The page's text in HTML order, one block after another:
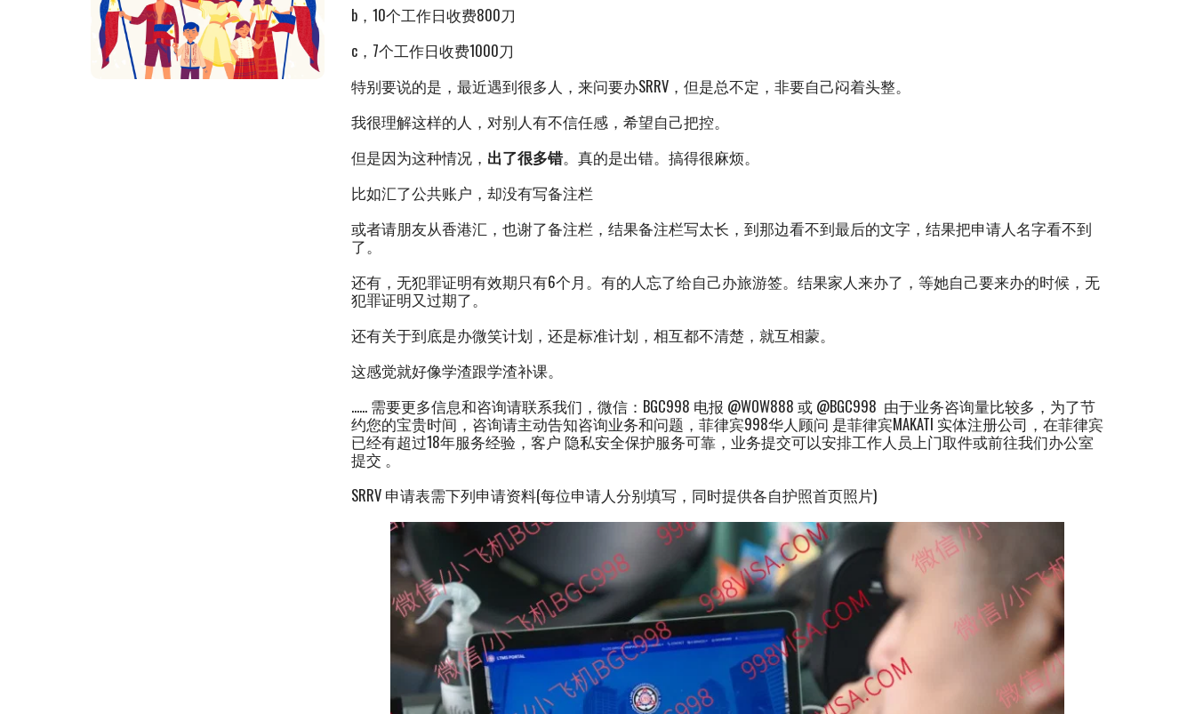
b，10个工作日收费800刀
c，7个工作日收费1000刀
特别要说的是，最近遇到很多人，来问要办SRRV，但是总不定，非要自己闷着头整。
我很理解这样的人，对别人有不信任感，希望自己把控。
但是因为这种情况， 出了很多错。真的是出错。搞得很麻烦。
比如汇了公共账户，却没有写备注栏
或者请朋友从香港汇，也谢了备注栏，结果备注栏写太长，到那边看不到最后的文字，结果把申请人名字看不到
了。
还有，无犯罪证明有效期只有6个月。有的人忘了给自己办旅游签。结果家人来办了，等她自己要来办的时候，无
犯罪证明又过期了。
还有关于到底是办微笑计划，还是标准计划，相互都不清楚，就互相蒙。
这感觉就好像学渣跟学渣补课。
…… 需要更多信息和咨询请联系我们，微信：BGC998 电报 @WOW888 或 @BGC998 由于业务咨询量比较多，为了节
约您的宝贵时间，咨询请主动告知咨询业务和问题，菲律宾998华人顾问 是菲律宾MAKATI 实体注册公司，在菲律宾
已经有超过18年服务经验，客户 隐私安全保护服务可靠，业务提交可以安排工作人员上门取件或前往我们办公室
提交 。
SRRV 申请表需下列申请资料(每位申请人分别填写，同时提供各自护照首页照片)